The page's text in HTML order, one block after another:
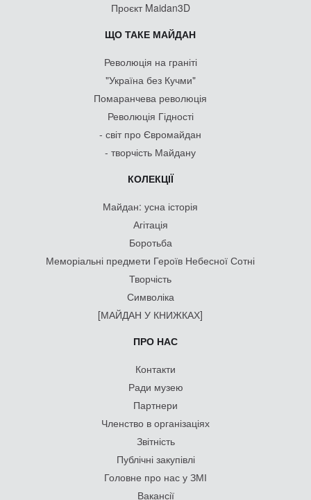
Проєкт Maidan3D
ЩО ТАКЕ МАЙДАН
Революція на граніті
"Україна без Кучми"
Помаранчева революція
Революція Гідності
- світ про Євромайдан
- творчість Майдану
КОЛЕКЦІЇ
Майдан: усна історія
Агітація
Боротьба
Меморіальні предмети Героїв Небесної Сотні
Творчість
Символіка
[МАЙДАН У КНИЖКАХ]
ПРО НАС
Контакти
Ради музею
Партнери
Членство в організаціях
Звітність
Публічні закупівлі
Головне про нас у ЗМІ
Вакансії